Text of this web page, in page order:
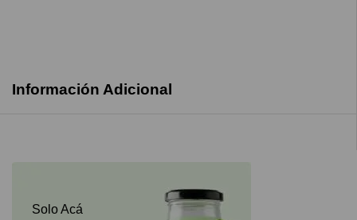
Información Adicional
Solo Acá